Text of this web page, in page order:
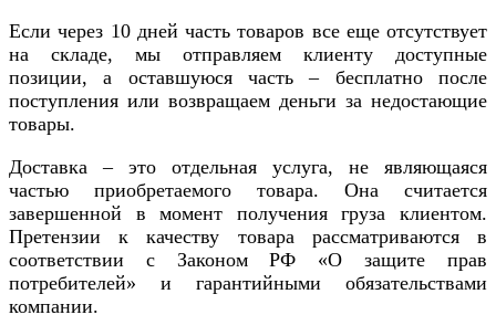
Если через 10 дней часть товаров все еще отсутствует
на складе, мы отправляем клиенту доступные
позиции, а оставшуюся часть – бесплатно после
поступления или возвращаем деньги за недостающие
товары.
Доставка – это отдельная услуга, не являющаяся
частью приобретаемого товара. Она считается
завершенной в момент получения груза клиентом.
Претензии к качеству товара рассматриваются в
соответствии с Законом РФ «О защите прав
потребителей» и гарантийными обязательствами
компании.